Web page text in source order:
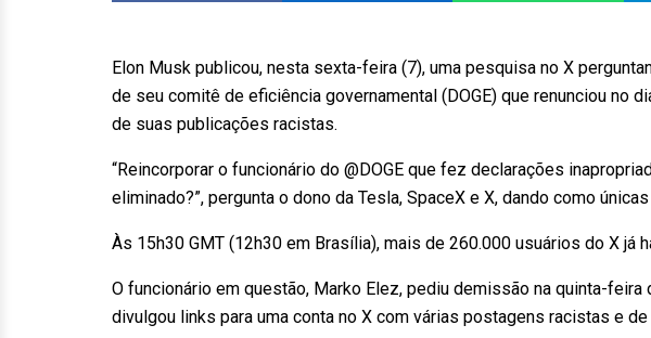
Elon Musk publicou, nesta sexta-feira (7), uma pesquisa no X
de seu comitê de eficiência governamental (DOGE) que renunciou no
de suas publicações racistas.
“Reincorporar o funcionário do @DOGE que fez declarações
eliminado?”, pergunta o dono da Tesla, SpaceX e X, dando como únicas
Às 15h30 GMT (12h30 em Brasília), mais de 260.000 usuários do X já
O funcionário em questão, Marko Elez, pediu demissão na quinta-
divulgou links para uma conta no X com várias postagens racistas e